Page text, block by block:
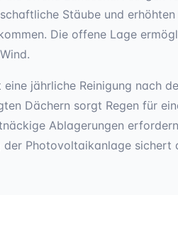
Stäube und
Die offene Lage
jährliche Reinigung nach
Dächern sorgt Regen für
Ablagerungen
der Photovoltaikanlage sichert